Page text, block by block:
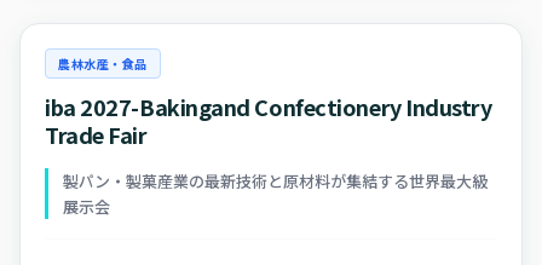
農林水産・食品
iba 2027-Bakingand Confectionery Industry
Trade Fair
製パン・製菓産業の最新技術と原材料が集結する世界最大級
展示会